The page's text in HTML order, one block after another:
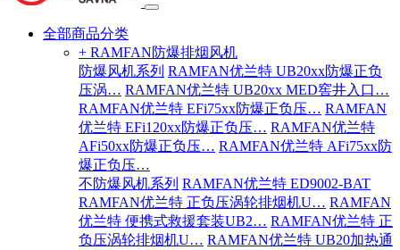
全部商品分类
+ RAMFAN防爆排烟风机
防爆风机系列 RAMFAN优兰特 UB20xx防爆正负
压涡… RAMFAN优兰特 UB20xx MED窖井入口…
RAMFAN优兰特 EFi75xx防爆正负压… RAMFAN
优兰特 EFi120xx防爆正负压… RAMFAN优兰特
AFi50xx防爆正负压… RAMFAN优兰特 AFi75xx防
爆正负压…
不防爆风机系列 RAMFAN优兰特 ED9002-BAT
RAMFAN优兰特 正负压涡轮排烟机U… RAMFAN
优兰特 便携式救援套装UB2… RAMFAN优兰特 正
负压涡轮排烟机U… RAMFAN优兰特 UB20加热通